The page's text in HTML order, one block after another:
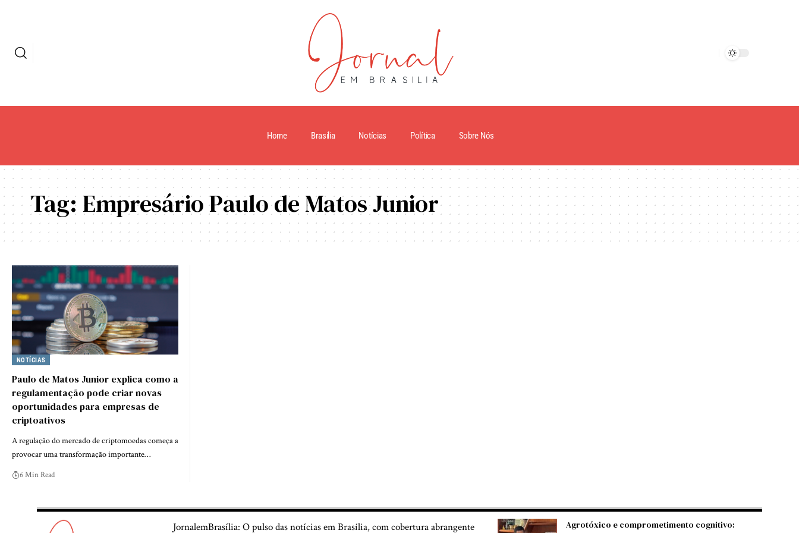
Home Brasilia Notícias Política Sobre Nós
Tag: Empresário Paulo de Matos Junior
NOTÍCIAS
Paulo de Matos Junior explica como a
regulamentação pode criar novas
oportunidades para empresas de
criptoativos
A regulação do mercado de criptomoedas começa a
provocar uma transformação importante…
6 Min Read
JornalemBrasília: O pulso das notícias em Brasília, com cobertura abrangente
Agrotóxico e comprometimento cognitivo: